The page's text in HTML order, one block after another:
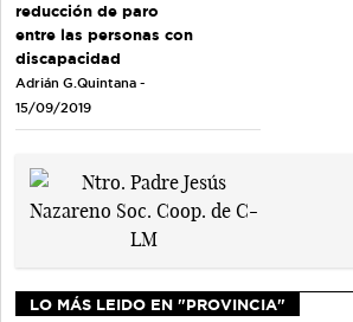
reducción de paro
entre las personas con
discapacidad
Adrián G.Quintana -
15/09/2019
LO MÁS LEIDO EN "PROVINCIA"